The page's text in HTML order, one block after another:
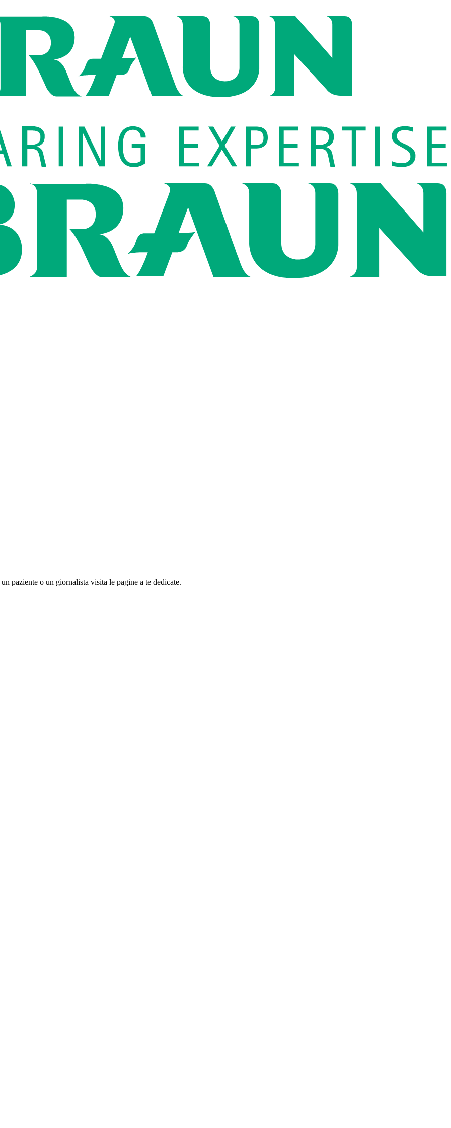
il nostro portfolio completo.
ti aiuterà a trovare il dispositivo più adatto a te.
Global Job Market e trova le posizioni aperte per ogni profilo di carriera.
un nostro referente.
paziente o un giornalista visita le pagine a te dedicate.